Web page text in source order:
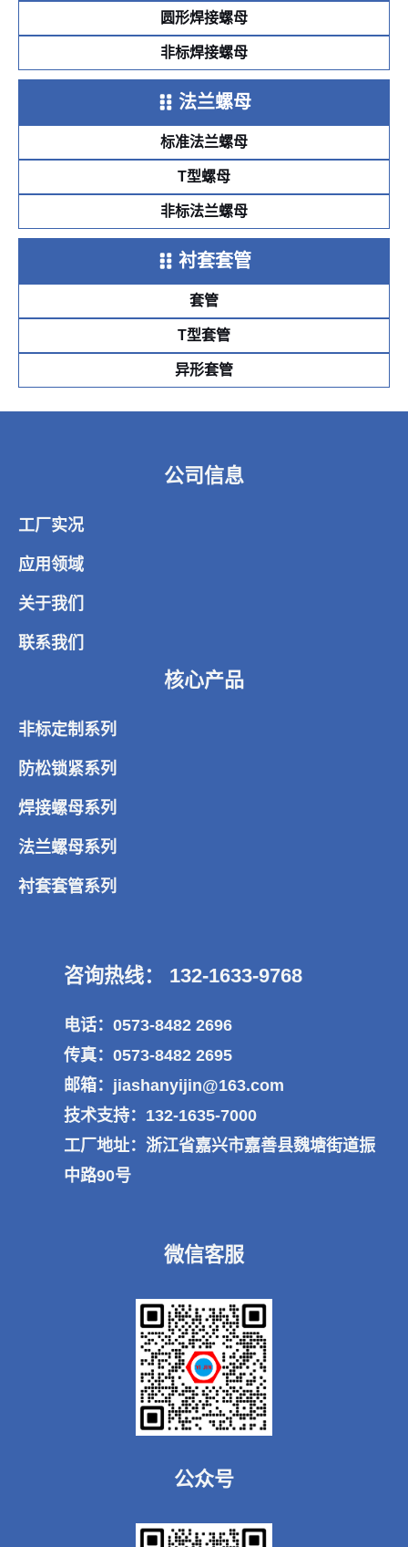
圆形焊接螺母
非标焊接螺母
法兰螺母
标准法兰螺母
T型螺母
非标法兰螺母
衬套套管
套管
T型套管
异形套管
公司信息
工厂实况
应用领域
关于我们
联系我们
核心产品
非标定制系列
防松锁紧系列
焊接螺母系列
法兰螺母系列
衬套套管系列
咨询热线： 132-1633-9768
电话：0573-8482 2696
传真：0573-8482 2695
邮箱：jiashanyijin@163.com
技术支持：132-1635-7000
工厂地址：浙江省嘉兴市嘉善县魏塘街道振
中路90号
微信客服
公众号